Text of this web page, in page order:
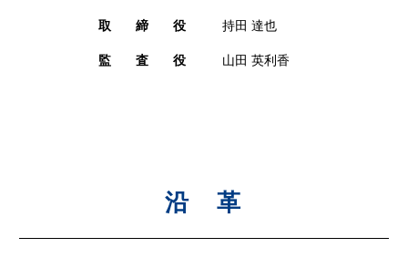
取締役 持田 達也
監査役 山田 英利香
沿 革